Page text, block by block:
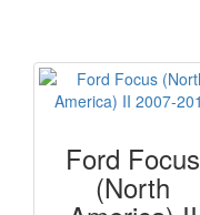
Ford Focus
(North